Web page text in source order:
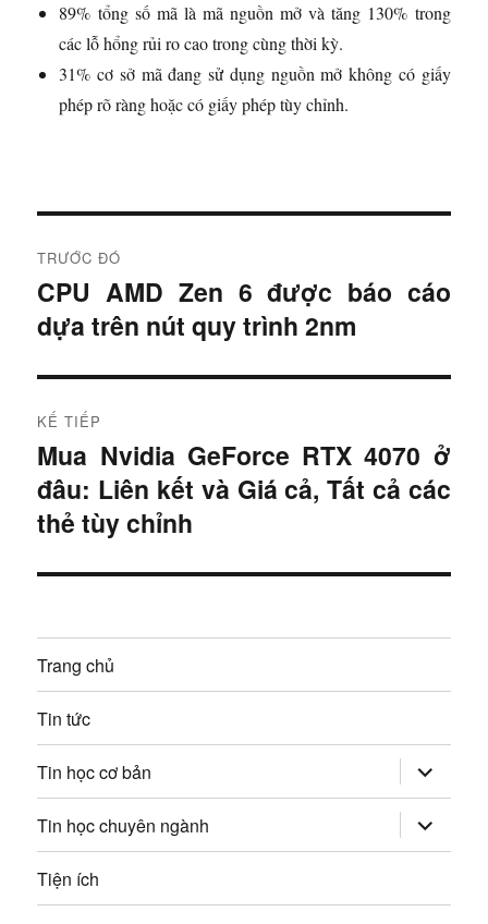
89% tổng số mã là mã nguồn mở và tăng 130% trong
các lỗ hổng rủi ro cao trong cùng thời kỳ.
31% cơ sở mã đang sử dụng nguồn mở không có giấy
phép rõ ràng hoặc có giấy phép tùy chỉnh.
i
ề
u
h
ư
ớ
b
à
i
v
i
ế
TRƯỚC ĐÓ
B
à
t
r
ư
ớ
c
:
CPU AMD Zen 6 được báo cáo
dựa trên nút quy trình 2nm
KẾ TIẾP
B
à
i
i
p
:
Mua Nvidia GeForce RTX 4070 ở
đâu: Liên kết và Giá cả, Tất cả các
thẻ tùy chỉnh
Trang chủ
Tin tức
Tin học cơ bản mở
rộng
trình
đơn
con
Tin học chuyên ngành mở
rộng
trình
Tiện ích